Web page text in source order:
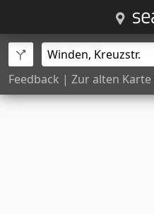
Feedback | Zur alten